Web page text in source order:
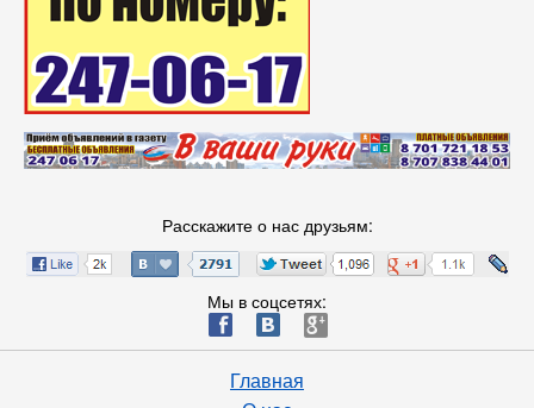
Расскажите о нас друзьям:
Мы в соцсетях:
ä æ è
Главная